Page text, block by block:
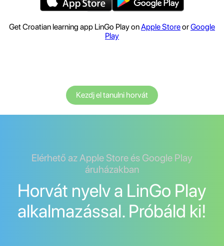
Get Croatian learning app LinGo Play onApple StoreorGoogle
Play
Kezdj el tanulni horvát
Elérhető az Apple Store és Google Play
áruházakban
Horvát nyelv a LinGo Play
alkalmazással. Próbáld ki!